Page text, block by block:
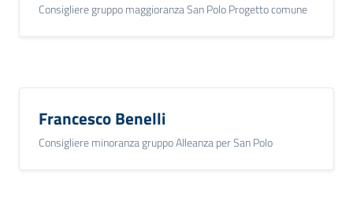
Consigliere gruppo maggioranza San Polo Progetto comune
Francesco Benelli
Consigliere minoranza gruppo Alleanza per San Polo